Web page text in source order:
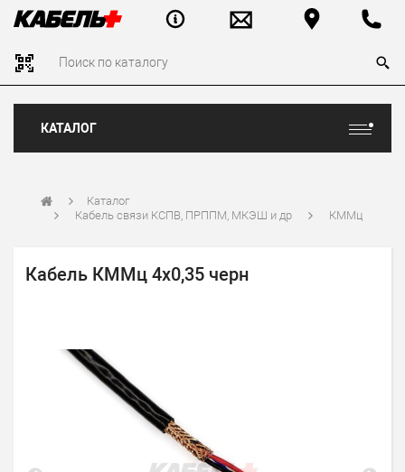
КАТАЛОГ
Каталог
Кабель связи КСПВ, ПРППМ, МКЭШ и др
КММц
Кабель КММц 4х0,35 черн